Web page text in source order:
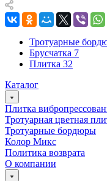
Тротуарные
Брусчатка 7
Плитка 32
Каталог
Плитка
Тротуарная цветная
Тротуарные бордюры
Колор Микс
Политика возврата
О компании